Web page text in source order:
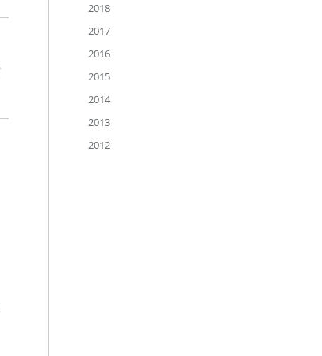
2018
2017
2016
2015
2014
2013
2012